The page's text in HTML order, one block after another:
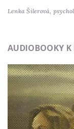
Lenka Šilerová,
AUDIOBOOKY K